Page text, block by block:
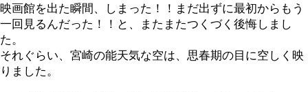
映画館を出た瞬間、しまった！！まだ出ずに最初からもう
一回見るんだった！！と、またまたつくづく後悔しまし
た。
それぐらい、宮崎の能天気な空は、思春期の目に空しく映
りました。